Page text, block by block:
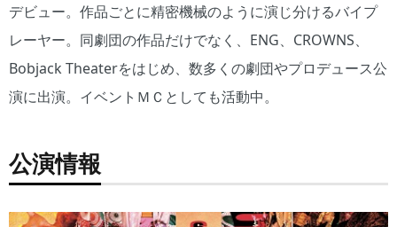
デビュー。作品ごとに精密機械のように演じ分けるバイプ
レーヤー。同劇団の作品だけでなく、ENG、CROWNS、
Bobjack Theaterをはじめ、数多くの劇団やプロデュース公
演に出演。イベントＭＣとしても活動中。
公演情報